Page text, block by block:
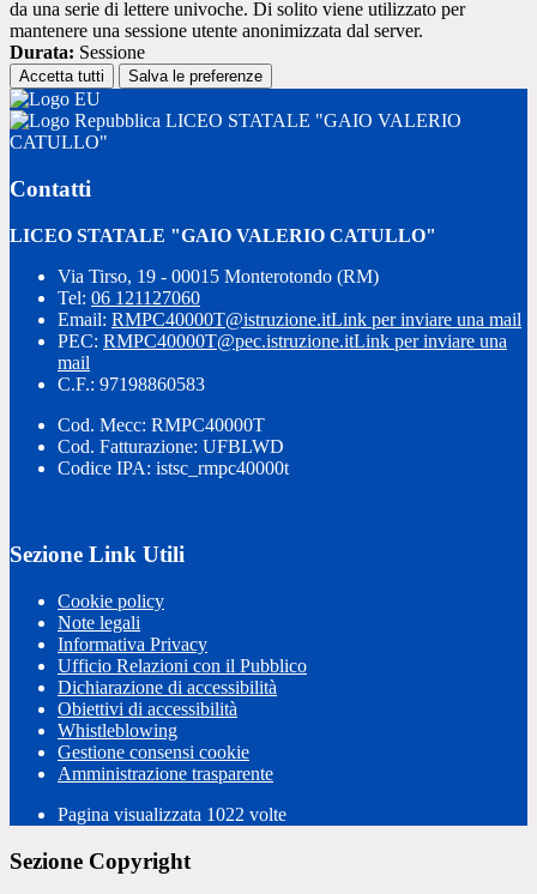
da una serie di lettere univoche. Di solito viene utilizzato per
mantenere una sessione utente anonimizzata dal server.
Durata: Sessione
Accetta tutti Salva le preferenze
LICEO STATALE "GAIO VALERIO
CATULLO"
Contatti
LICEO STATALE "GAIO VALERIO CATULLO"
Via Tirso, 19 - 00015 Monterotondo (RM)
Tel: 06 121127060
Email: RMPC40000T@istruzione.itLink per inviare una mail
PEC: RMPC40000T@pec.istruzione.itLink per inviare una
mail
C.F.: 97198860583
Cod. Mecc: RMPC40000T
Cod. Fatturazione: UFBLWD
Codice IPA: istsc_rmpc40000t
Sezione Link Utili
Cookie policy
Note legali
Informativa Privacy
Ufficio Relazioni con il Pubblico
Dichiarazione di accessibilità
Obiettivi di accessibilità
Whistleblowing
Gestione consensi cookie
Amministrazione trasparente
Pagina visualizzata 1022 volte
Sezione Copyright